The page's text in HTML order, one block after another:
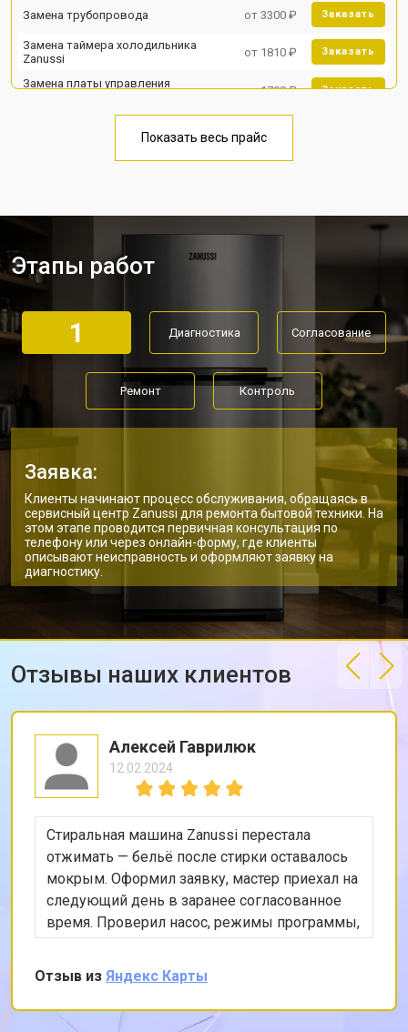
Замена трубопровода от 3300 ₽ Заказать
Замена таймера холодильника
Zanussi
от 1810 ₽ Заказать
Замена платы управления
от 1700 ₽ Заказать
Замена термостата от 1700 ₽
Замена нагревателя испарителя от 2550 ₽
Замена нагревателя оттайки
Замена реле холодильника Zanussi от 2550 ₽ Заказать
Устранение утечки хладагента от 1900 ₽ Заказать
Показать весь прайс
Этапы работ
1 Диагностика Согласование
Ремонт Контроль
Заявка:
Клиенты начинают процесс обслуживания, обращаясь в
сервисный центр Zanussi для ремонта бытовой техники. На
этом этапе проводится первичная консультация по
телефону или через онлайн-форму, где клиенты
описывают неисправность и оформляют заявку на
диагностику.
Отзывы наших клиентов
Алексей Гаврилюк
12.02.2024
Стиральная машина Zanussi перестала
отжимать — бельё после стирки оставалось
мокрым. Оформил заявку, мастер приехал на
следующий день в заранее согласованное
время. Проверил насос, режимы программы,
снял заднюю панель и показал, что ремень
частично порвался и проскальзывал.
Заменил ремень без лишних разговоров,
после чего протестировал в режиме стирки и
Отзыв из Яндекс Карты